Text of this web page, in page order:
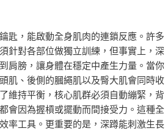
匙，能啟動全身肌肉的連鎖反應。許多
針對各部位做獨立訓練，但事實上，深
肩膀，讓身體在穩定中產生力量。當你
肌、後側的膕繩肌以及臀大肌會同時收
維持平衡，核心肌群必須自動繃緊，背
會因為握槓或擺動而間接受力。這種全
率工具。更重要的是，深蹲能刺激生長